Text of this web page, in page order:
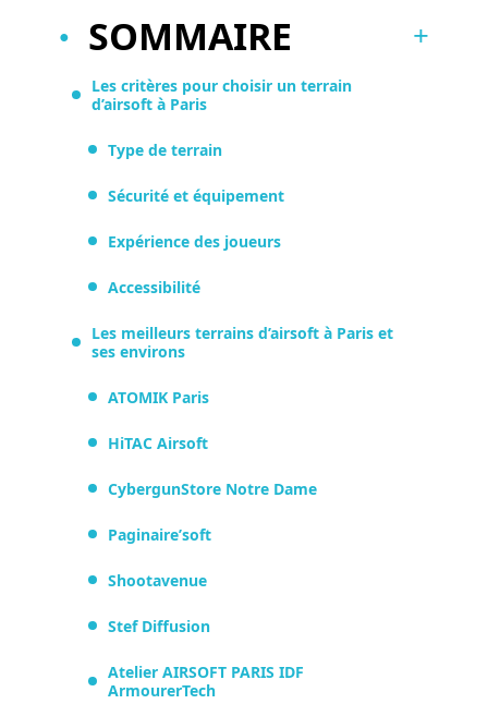
SOMMAIRE
Les critères pour choisir un terrain
d’airsoft à Paris
Type de terrain
Sécurité et équipement
Expérience des joueurs
Accessibilité
Les meilleurs terrains d’airsoft à Paris et
ses environs
ATOMIK Paris
HiTAC Airsoft
CybergunStore Notre Dame
Paginaire’soft
Shootavenue
Stef Diffusion
Atelier AIRSOFT PARIS IDF
ArmourerTech